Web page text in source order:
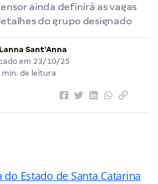
ainda definirá as vagas
do grupo designado
Lanna Sant'Anna
em 23/10/25
min. de leitura
Estado de Santa Catarina